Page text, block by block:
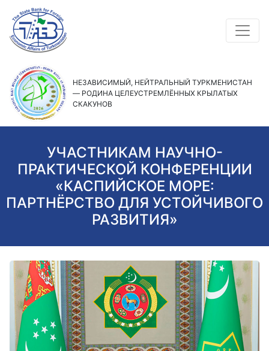
НЕЗАВИСИМЫЙ, НЕЙТРАЛЬНЫЙ ТУРКМЕНИСТАН
— РОДИНА ЦЕЛЕУСТРЕМЛЁННЫХ КРЫЛАТЫХ
СКАКУНОВ
УЧАСТНИКАМ НАУЧНО-
ПРАКТИЧЕСКОЙ КОНФЕРЕНЦИИ
«КАСПИЙСКОЕ МОРЕ:
ПАРТНЁРСТВО ДЛЯ УСТОЙЧИВОГО
РАЗВИТИЯ»